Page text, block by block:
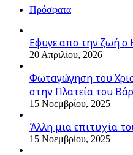
Πρόσφατα
Εφυγε απο την ζωή o
20 Απριλίου, 2026
Φωταγώγηση του
στην Πλατεία του
15 Νοεμβρίου, 2025
Άλλη μια επιτυχία
15 Νοεμβρίου, 2025